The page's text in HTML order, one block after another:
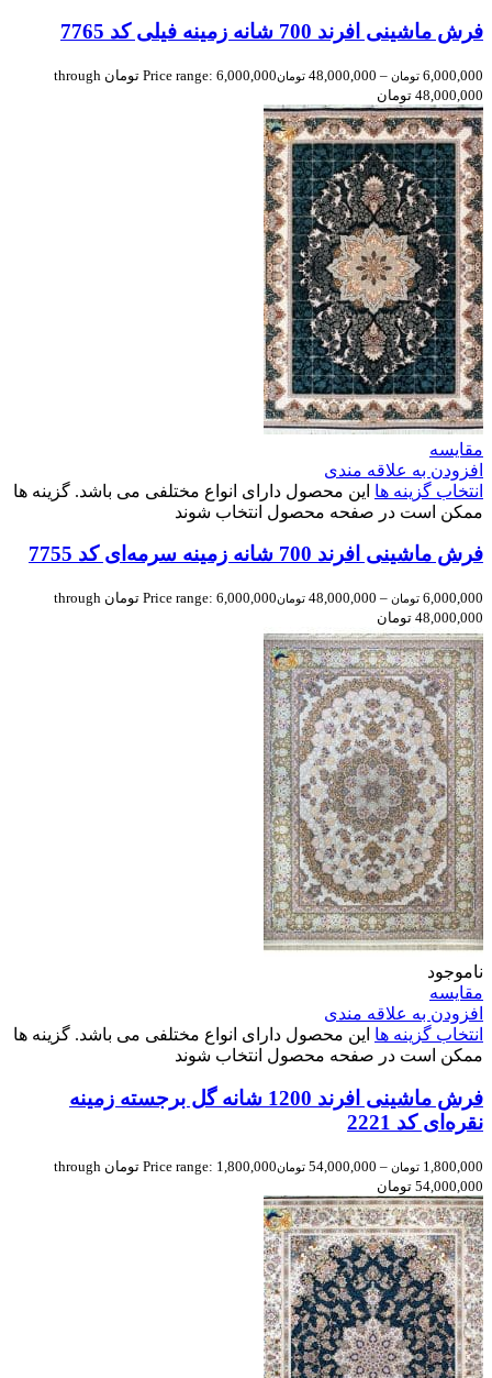
فرش ماشینی افرند 700 شانه زمینه فیلی کد 7765
6,000,000 تومان –
48,000,000 تومان
Price range: 6,000,000 تومان through
48,000,000 تومان
مقایسه
افزودن به علاقه مندی
انتخاب گزینه ها این محصول دارای انواع مختلفی می باشد. گزینه ها
ممکن است در صفحه محصول انتخاب شوند
فرش ماشینی افرند 700 شانه زمینه سرمه‌ای کد 7755
6,000,000 تومان –
48,000,000 تومان
Price range: 6,000,000 تومان through
48,000,000 تومان
ناموجود
مقایسه
افزودن به علاقه مندی
انتخاب گزینه ها این محصول دارای انواع مختلفی می باشد. گزینه ها
ممکن است در صفحه محصول انتخاب شوند
فرش ماشینی افرند 1200 شانه گل برجسته زمینه
نقره‌ای کد 2221
1,800,000 تومان –
54,000,000 تومان
Price range: 1,800,000 تومان through
54,000,000 تومان